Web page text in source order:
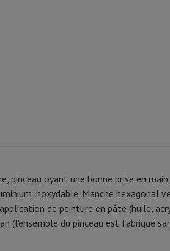
pinceau oyant une bonne prise en
inoxydable. Manche hexagonal
de peinture en pâte (huile,
(l'ensemble du pinceau est fabriqué